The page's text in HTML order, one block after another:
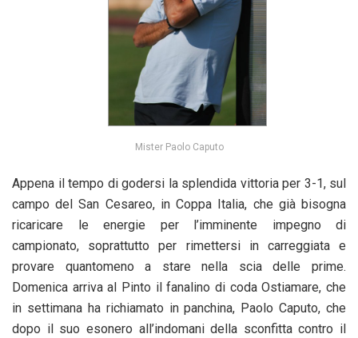
Mister Paolo Caputo
Appena il tempo di godersi la splendida vittoria per 3-1, sul
campo del San Cesareo, in Coppa Italia, che già bisogna
ricaricare le energie per l’imminente impegno di
campionato, soprattutto per rimettersi in carreggiata e
provare quantomeno a stare nella scia delle prime.
Domenica arriva al Pinto il fanalino di coda Ostiamare, che
in settimana ha richiamato in panchina, Paolo Caputo, che
dopo il suo esonero all’indomani della sconfitta contro il